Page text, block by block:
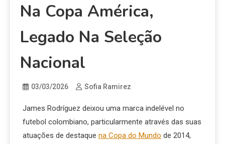
Na Copa América,
Legado Na Seleção
Nacional
03/03/2026 Sofia Ramirez
James Rodríguez deixou uma marca indelével no
futebol colombiano, particularmente através das suas
atuações de destaque na Copa do Mundo de 2014,